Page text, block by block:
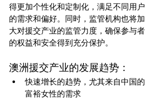
得更加个性化和定制化，满足不同用户
的需求和偏好。同时，监管机构也将加
大对援交产业的监管力度，确保参与者
澳洲援交产业的发展趋势：
快速增长的趋势，尤其来自中国的
富裕女性的需求